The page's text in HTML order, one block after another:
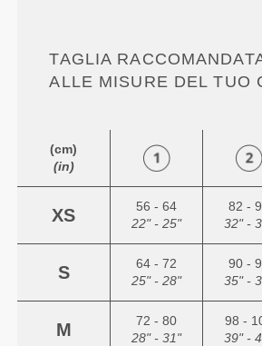
TAGLIA
ALLE MISURE DEL TUO
(cm)
(in)
XS
56 - 64
22" - 25"
82 -
32" -
S
64 - 72
25" - 28"
90 -
35" -
M
72 - 80
28" - 31"
98 -
39" -